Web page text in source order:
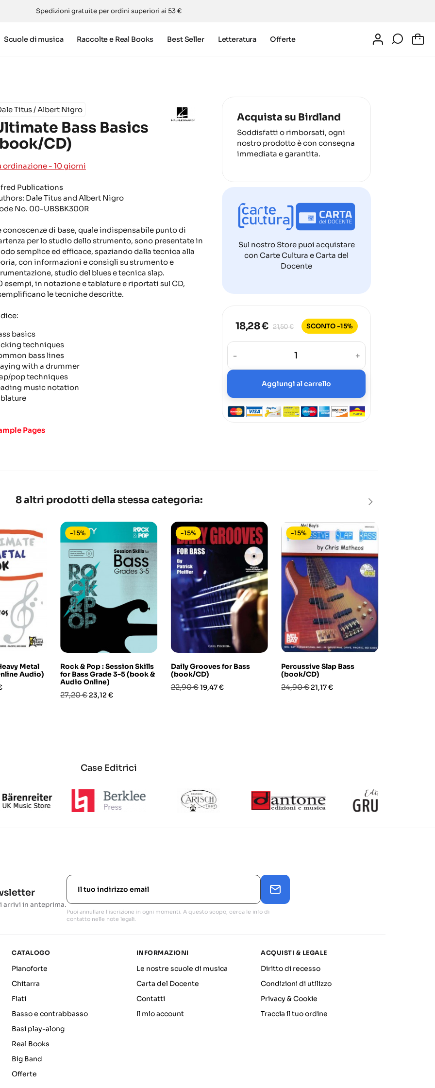
Spedizioni gratuite per ordini superiori ai 53 €
Scuole di musica Raccolte e Real Books Best Seller Letteratura Offerte
Titus / Albert Nigro
Bass Basics
CD)
ordinazione - 10 giorni
Publications
Dale Titus and Albert Nigro
No. 00-UBSBK300R
conoscenze di base, quale indispensabile punto di
per lo studio dello strumento, sono presentate in
semplice ed efficace, spaziando dalla tecnica alla
con informazioni e consigli su strumento e
studio del blues e tecnica slap.
esempi, in notazione e tablature e riportati sul CD,
le tecniche descritte.
basics
techniques
bass lines
with a drummer
pop techniques
music notation
Pages
Acquista su Birdland
Soddisfatti o rimborsati, ogni
nostro prodotto è con consegna
immediata e garantita.
Sul nostro Store puoi acquistare
con Carte Cultura e Carta del
Docente
18,28 € 21,50 € SCONTO -15%
- +
Aggiungi al carrello
8 altri prodotti della stessa categoria:
Metal
Audio)
Rock & Pop : Session Skills
for Bass Grade 3-5 (book &
Audio Online)
Prezzo
27,20 € Prezzo
23,12 €
-15%
Daily Grooves for Bass
(book/CD)
Prezzo
22,90 €Prezzo
19,47 €
-15%
Percussive Slap Bass
(book/CD)
Prezzo
24,90 €Prezzo
21,17 €
-15%
Case Editrici
arrivi in anteprima.
Puoi annullare l'iscrizione in ogni momenti. A questo scopo, cerca le info di
contatto nelle note legali.
CATALOGO
Pianoforte
Chitarra
Fiati
Basso e contrabbasso
Basi play-along
Real Books
Big Band
Offerte
INFORMAZIONI
Le nostre scuole di musica
Carta del Docente
Contatti
Il mio account
ACQUISTI & LEGALE
Diritto di recesso
Condizioni di utilizzo
Privacy & Cookie
Traccia il tuo ordine